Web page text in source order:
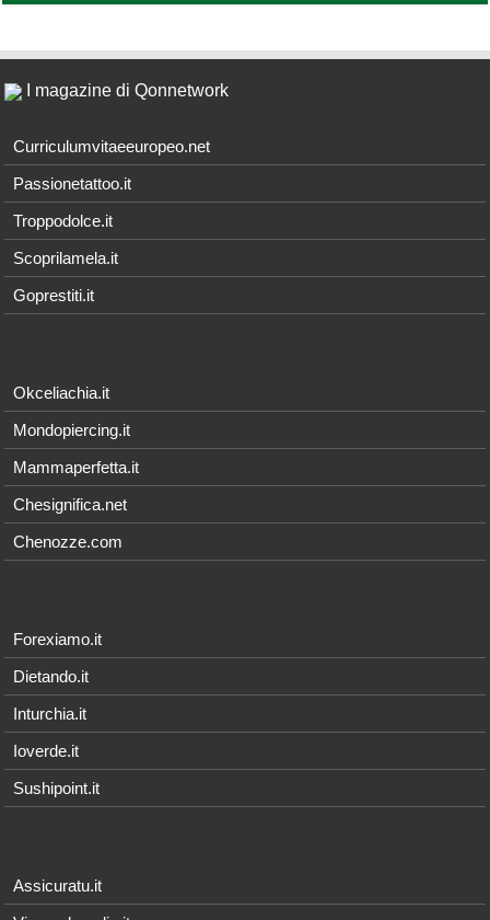
I magazine di Qonnetwork
Curriculumvitaeeuropeo.net
Passionetattoo.it
Troppodolce.it
Scoprilamela.it
Goprestiti.it
Okceliachia.it
Mondopiercing.it
Mammaperfetta.it
Chesignifica.net
Chenozze.com
Forexiamo.it
Dietando.it
Inturchia.it
Ioverde.it
Sushipoint.it
Assicuratu.it